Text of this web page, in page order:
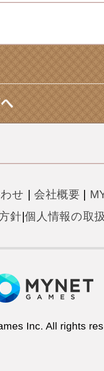
せ | 会社概要 |
針|個人情報の取
Inc. All rights